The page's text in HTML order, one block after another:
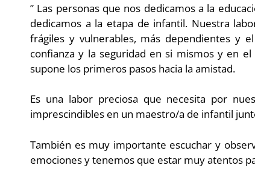
” Las personas que nos dedicamos a la
dedicamos a la etapa de infantil. Nuestra
frágiles y vulnerables, más dependientes y
confianza y la seguridad en si mismos y en
supone los primeros pasos hacia la amistad.
Es una labor preciosa que necesita por
imprescindibles en un maestro/a de infantil
También es muy importante escuchar y
emociones y tenemos que estar muy atentos